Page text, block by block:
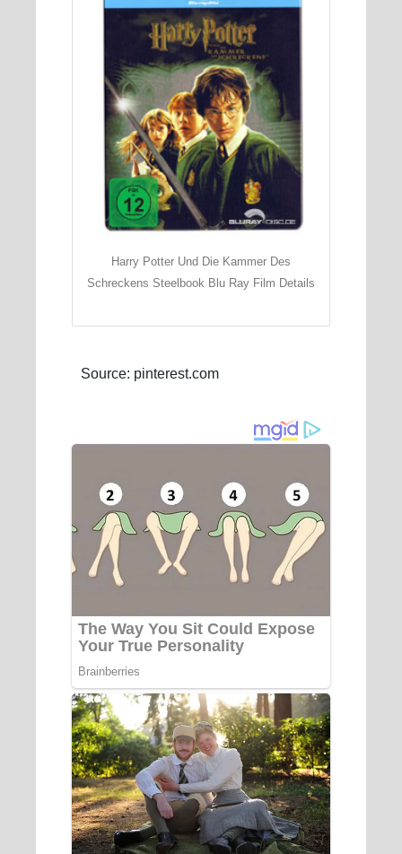
Harry Potter Und Die Kammer Des
Schreckens Steelbook Blu Ray Film Details
Source: pinterest.com